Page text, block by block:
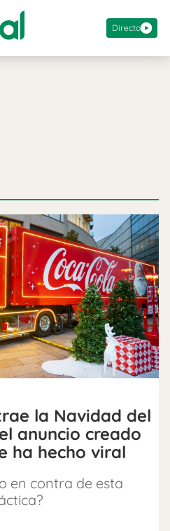
Directo
la Navidad del
anuncio creado
ha hecho viral
en contra de esta